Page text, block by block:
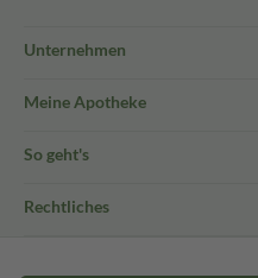
Unternehmen
Meine Apotheke
So geht's
Rechtliches